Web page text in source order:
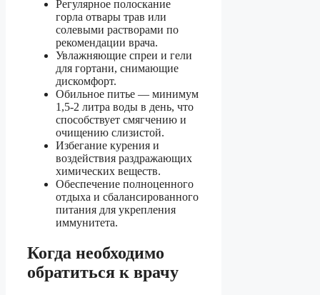
Регулярное полоскание
горла отвары трав или
солевыми растворами по
рекомендации врача.
Увлажняющие спреи и гели
для гортани, снимающие
дискомфорт.
Обильное питье — минимум
1,5-2 литра воды в день, что
способствует смягчению и
очищению слизистой.
Избегание курения и
воздействия раздражающих
химических веществ.
Обеспечение полноценного
отдыха и сбалансированного
питания для укрепления
иммунитета.
Когда необходимо
обратиться к врачу